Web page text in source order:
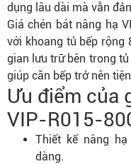
dụng lâu dài mà vẫn
Giá chén bát nâng hạ
với khoang tủ bếp rộng
gian lưu trữ bên trong
giúp căn bếp trở nên
Ưu điểm của
VIP-R015-
Thiết kế nâng
dàng.